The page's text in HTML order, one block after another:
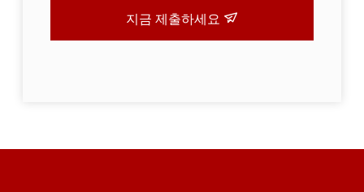
지금 제출하세요